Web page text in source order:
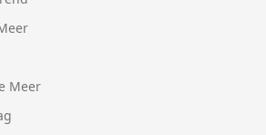
Meer